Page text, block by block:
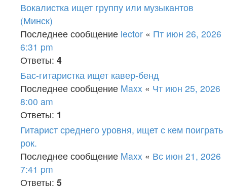
Вокалистка ищет группу или музыкантов
(Минск)
Последнее сообщение lector « Пт июн 26, 2026
6:31 pm
Ответы: 4
Бас-гитаристка ищет кавер-бенд
Последнее сообщение Maxx « Чт июн 25, 2026
8:00 am
Ответы: 1
Гитарист среднего уровня, ищет с кем поиграть
рок.
Последнее сообщение Maxx « Вс июн 21, 2026
7:41 pm
Ответы: 5